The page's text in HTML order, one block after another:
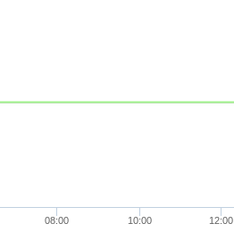
08:00 10:00 12:00